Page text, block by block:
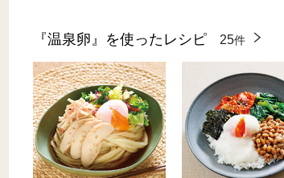
『温泉卵』を使ったレシピ 25件